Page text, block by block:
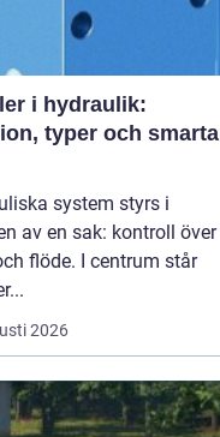
i hydraulik:
typer och smarta
system styrs i
av en sak: kontroll över
flöde. I centrum står
2026